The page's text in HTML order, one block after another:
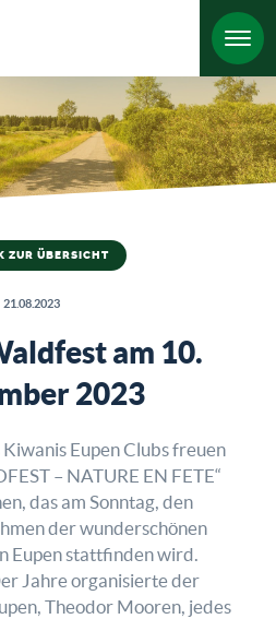
ZUR ÜBERSICHT
21.08.2023
am 10.
2023
Eupen Clubs freuen
– NATURE EN FETE“
das am Sonntag, den
der wunderschönen
Eupen stattfinden wird.
Jahre organisierte der
Theodor Mooren, jedes